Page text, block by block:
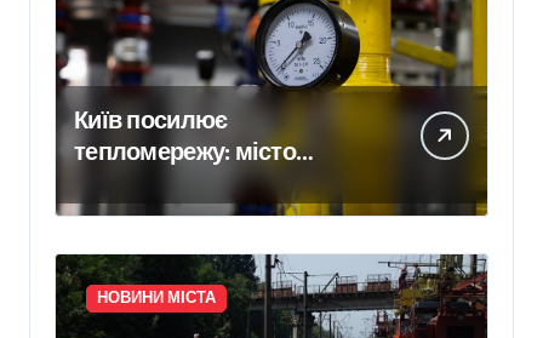
Київ посилює
тепломережу: місто
спільно з Агентством
відновлення
законтрактували резервні
потужності понад 1,5 ГВт
НОВИНИ МІСТА